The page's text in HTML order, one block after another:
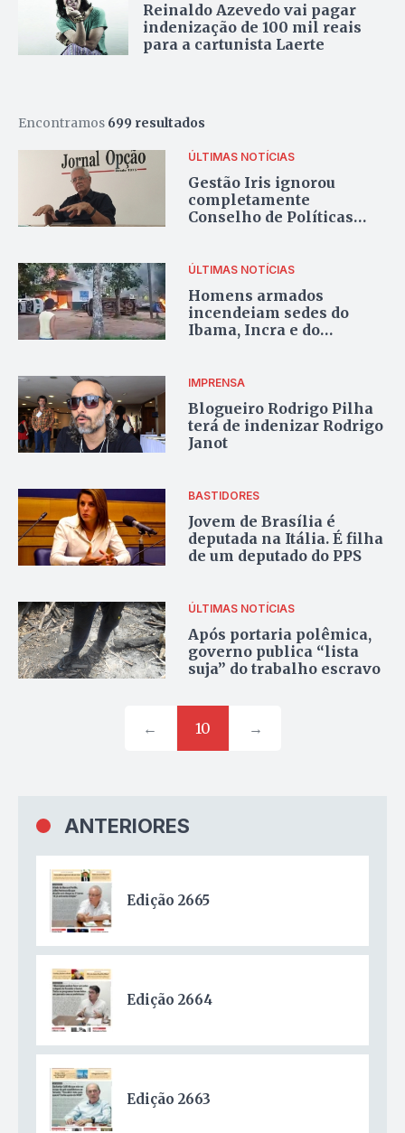
Reinaldo Azevedo vai pagar
indenização de 100 mil reais
para a cartunista Laerte
Encontramos 699 resultados
ÚLTIMAS NOTÍCIAS
Gestão Iris ignorou
completamente
Conselho de Políticas
ÚLTIMAS NOTÍCIAS
Homens armados
incendeiam sedes do
Ibama, Incra e do
IMPRENSA
Blogueiro Rodrigo Pilha
terá de indenizar Rodrigo
Janot
BASTIDORES
Jovem de Brasília é
deputada na Itália. É filha
de um deputado do PPS
ÚLTIMAS NOTÍCIAS
Após portaria polêmica,
governo publica “lista
suja” do trabalho escravo
← 10 →
ANTERIORES
Edição 2665
Edição 2664
Edição 2663